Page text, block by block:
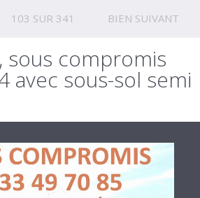
103 SUR 341 BIEN SUIVANT
sous compromis
avec sous-sol semi